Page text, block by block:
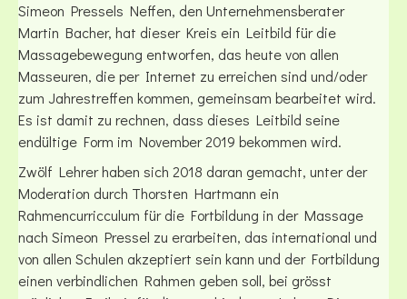
Simeon Pressels Neffen, den Unternehmensberater
Martin Bacher, hat dieser Kreis ein Leitbild für die
Massagebewegung entworfen, das heute von allen
Masseuren, die per Internet zu erreichen sind und/oder
zum Jahrestreffen kommen, gemeinsam bearbeitet wird.
Es ist damit zu rechnen, dass dieses Leitbild seine
endültige Form im November 2019 bekommen wird.
Zwölf Lehrer haben sich 2018 daran gemacht, unter der
Moderation durch Thorsten Hartmann ein
Rahmencurricculum für die Fortbildung in der Massage
nach Simeon Pressel zu erarbeiten, das international und
von allen Schulen akzeptiert sein kann und der Fortbildung
einen verbindlichen Rahmen geben soll, bei grösst